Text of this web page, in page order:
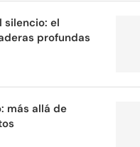
silencio: el
profundas
más allá de